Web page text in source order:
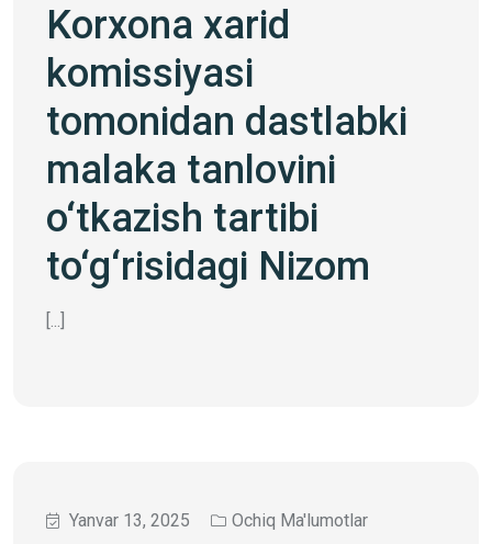
Korxona xarid
komissiyasi
tomonidan dastlabki
malaka tanlovini
o‘tkazish tartibi
to‘g‘risidagi Nizom
[...]
Yanvar 13, 2025 Ochiq Ma'lumotlar